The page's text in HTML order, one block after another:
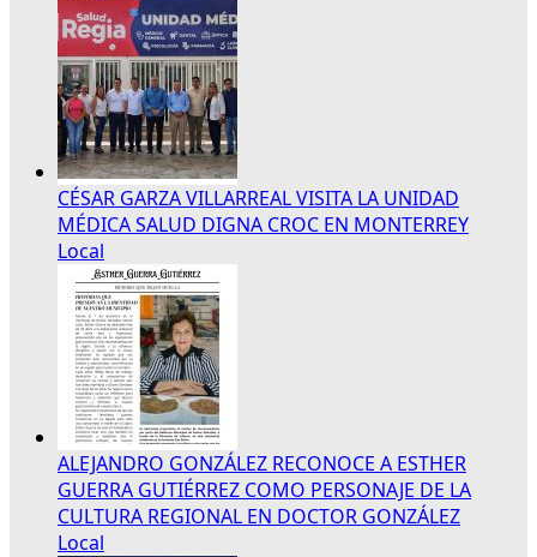
CÉSAR GARZA VILLARREAL VISITA LA UNIDAD
MÉDICA SALUD DIGNA CROC EN MONTERREY
Local
ALEJANDRO GONZÁLEZ RECONOCE A ESTHER
GUERRA GUTIÉRREZ COMO PERSONAJE DE LA
CULTURA REGIONAL EN DOCTOR GONZÁLEZ
Local